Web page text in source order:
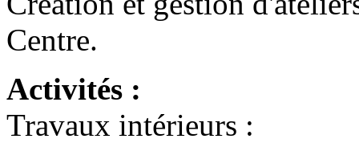
Centre.
Activités :
Travaux intérieurs :